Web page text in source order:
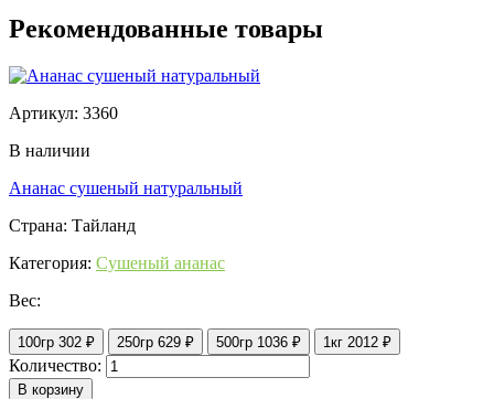
Рекомендованные товары
Артикул: 3360
В наличии
Ананас сушеный натуральный
Страна: Тайланд
Категория: Сушеный ананас
Вес:
100гр 302 ₽ 250гр 629 ₽ 500гр 1036 ₽ 1кг 2012 ₽
Количество:
В корзину